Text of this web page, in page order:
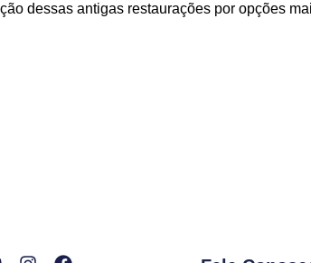
dessas antigas restaurações por opções